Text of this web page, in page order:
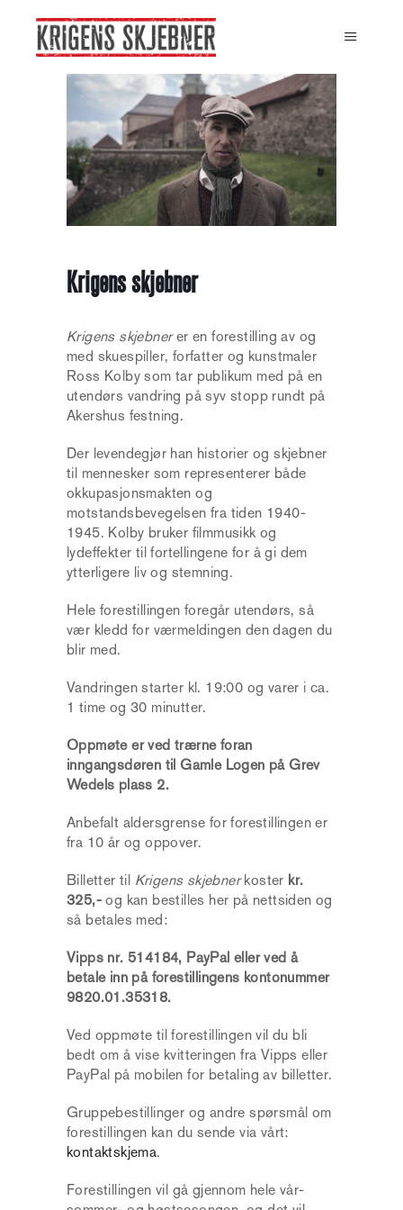
Krigens skjebner
Krigens skjebnerer en forestilling av og
med skuespiller, forfatter og kunstmaler
Ross Kolby som tar publikum med på en
utendørs vandring på syv stopp rundt på
Akershus festning.
Der levendegjør han historier og skjebner
til mennesker som representerer både
okkupasjonsmakten og
motstandsbevegelsen fra tiden 1940-
1945. Kolby bruker filmmusikk og
lydeffekter til fortellingene for å gi dem
ytterligere liv og stemning.
Hele forestillingen foregår utendørs, så
vær kledd for værmeldingen den dagen du
blir med.
Vandringen starter kl. 19:00 og varer i ca.
1 time og 30 minutter.
Oppmøte er ved trærne foran
inngangsdøren til Gamle Logen på Grev
Wedels plass 2.
Anbefalt aldersgrense for forestillingen er
fra 10 år og oppover.
Billetter til Krigens skjebnerkoster kr.
325,- og kan bestilles her på nettsiden og
så betales med:
Vipps nr. 514184, PayPal eller ved å
betale inn på forestillingens kontonummer
9820.01.35318.
Ved oppmøte til forestillingen vil du bli
bedt om å vise kvitteringen fra Vipps eller
PayPal på mobilen for betaling av billetter.
Gruppebestillinger og andre spørsmål om
forestillingen kan du sende via vårt:
kontaktskjema.
Forestillingen vil gå gjennom hele vår-